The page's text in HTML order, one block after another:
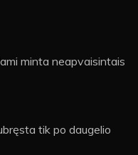
minta neapvaisintais
tik po daugelio